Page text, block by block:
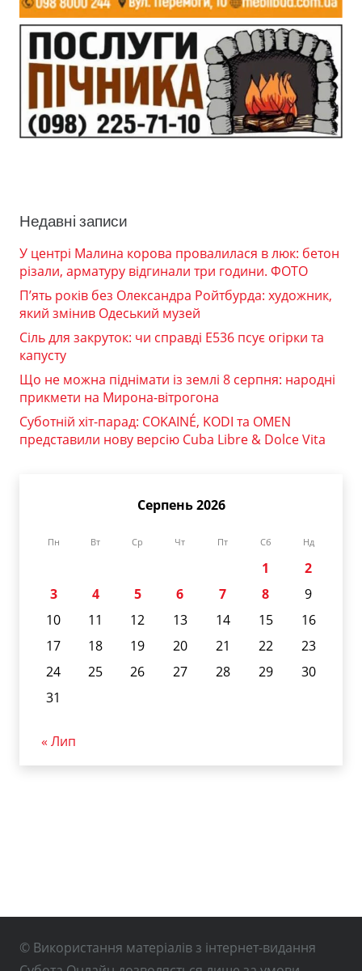
Недавні записи
У центрі Малина корова провалилася в люк: бетон
різали, арматуру відгинали три години. ФОТО
П’ять років без Олександра Ройтбурда: художник,
який змінив Одеський музей
Сіль для закруток: чи справді Е536 псує огірки та
капусту
Що не можна піднімати із землі 8 серпня: народні
прикмети на Мирона-вітрогона
Суботній хіт-парад: COKAINÉ, KODI та OMEN
представили нову версію Cuba Libre & Dolce Vita
Серпень 2026
Пн Вт Ср Чт Пт Сб Нд
1
2
3
4 5 6 7 8
9
10
11 12 13 14 15
16
17
18 19 20 21 22
23
24
25 26 27 28 29
30
31
« Лип
© Використання матеріалів з інтернет-видання